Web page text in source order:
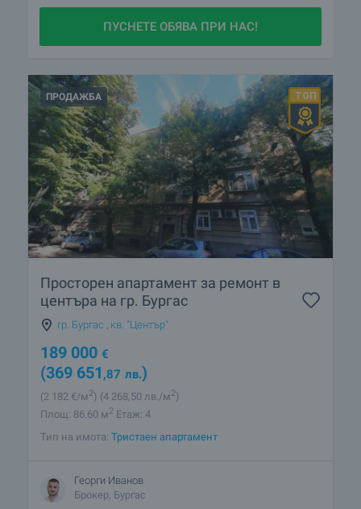
ПУСНЕТЕ ОБЯВА ПРИ НАС!
ПРОДАЖБА
Просторен апартамент за ремонт в
центъра на гр. Бургас
гр. Бургас кв. "Център"
189 000 €
(369 651 ,87 лв.)
(2 182 €/м2) (4 268 ,50 лв./м2)
Площ: 86.60 м2 Етаж: 4
Тип на имота: Тристаен апартамент
Георги Иванов
Брокер, Бургас